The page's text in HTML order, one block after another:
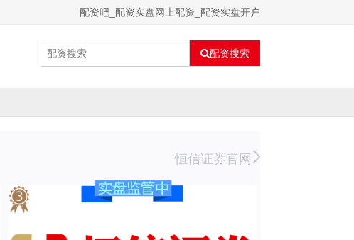
配资吧_配资实盘网上配资_配资实盘开户
配资搜索
恒信证券官网